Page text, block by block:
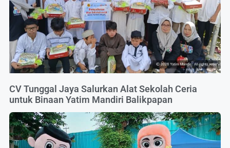
CV Tunggal Jaya Salurkan Alat Sekolah Ceria
untuk Binaan Yatim Mandiri Balikpapan